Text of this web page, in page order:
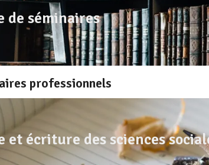
de séminaires
professionnels
et écriture des sciences